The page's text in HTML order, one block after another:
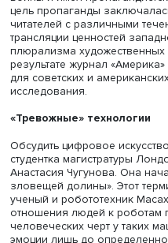
основное внимание
подчеркнула автор
«Америка» в
Западное искусство
1950–1970-х годов.
информации о Западе
иллюстрированный
образовательной
Кучинская. Издание не
художественных стилях,
американцев темы:
обществе,
идеологии в